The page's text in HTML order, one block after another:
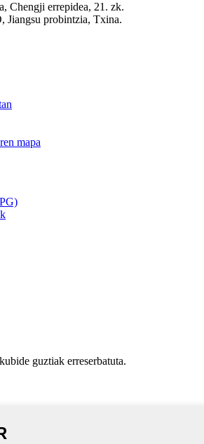
Chengji errepidea, 21. zk.
Jiangsu probintzia, Txina.
mapa
guztiak erreserbatuta.